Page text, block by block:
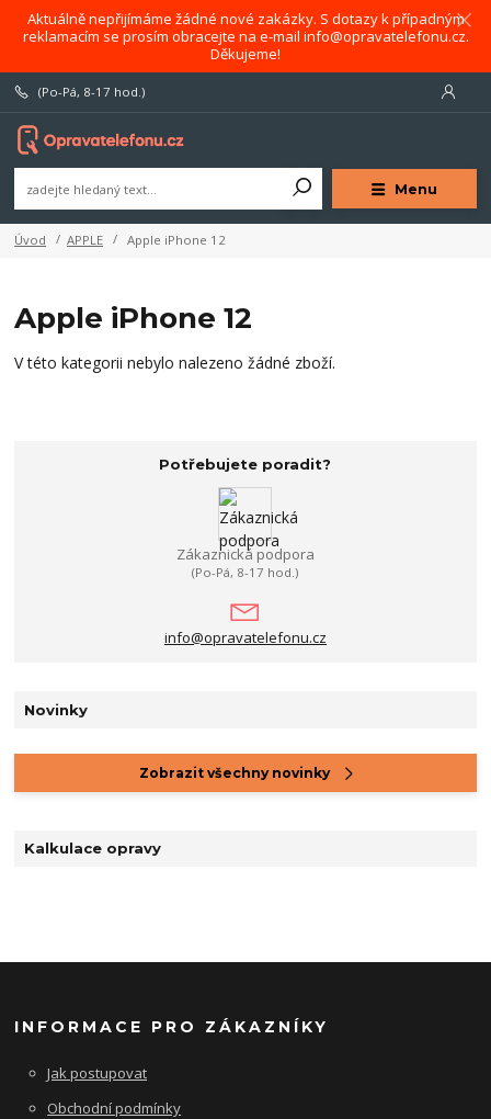
Aktuálně nepřijímáme žádné nové zakázky. S dotazy k případným
reklamacím se prosím obracejte na e-mail info@opravatelefonu.cz.
Děkujeme!
Menu
(Po-Pá, 8-17 hod.)
Úvod APPLE Apple iPhone 12
Apple iPhone 12
V této kategorii nebylo nalezeno žádné zboží.
Potřebujete poradit?
Zákaznická podpora
(Po-Pá, 8-17 hod.)
info@opravatelefonu.cz
Novinky
Zobrazit všechny novinky
Kalkulace opravy
INFORMACE PRO ZÁKAZNÍKY
Jak postupovat
Obchodní podmínky